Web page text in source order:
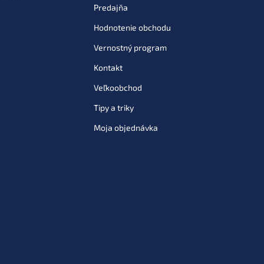
Predajňa
Hodnotenie obchodu
Vernostný program
Kontakt
Veľkoobchod
Tipy a triky
Moja objednávka